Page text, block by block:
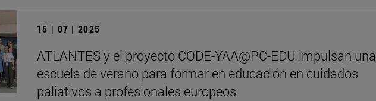
15 | 07 | 2025
ATLANTES y el proyecto CODE-YAA@PC-EDU impulsan una
escuela de verano para formar en educación en cuidados
paliativos a profesionales europeos